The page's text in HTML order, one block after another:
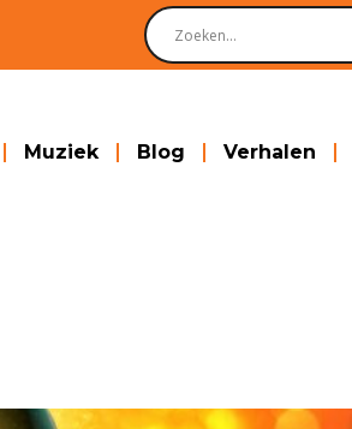
Muziek Blog Verhalen